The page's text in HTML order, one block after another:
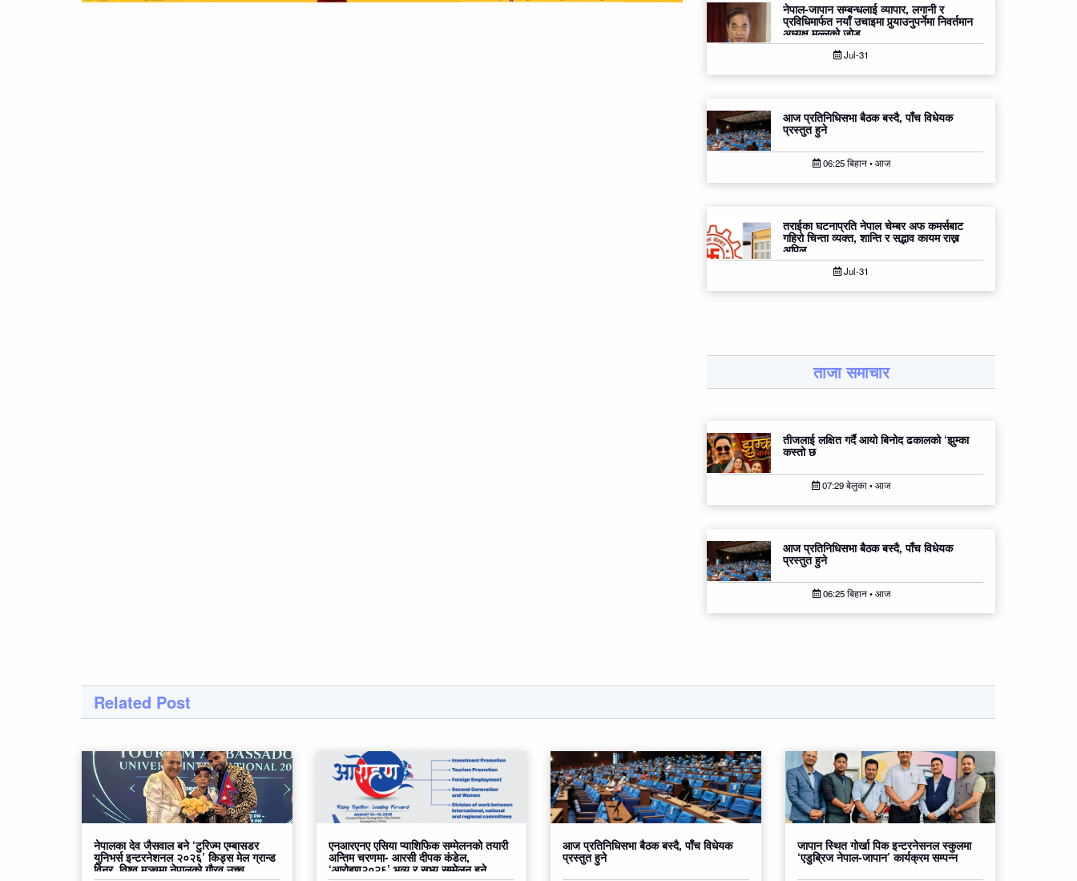
नेपाल-जापान सम्बन्धलाई व्यापार, लगानी र
प्रविधिमार्फत नयाँ उचाइमा पुर्‍याउनुपर्नेमा निवर्तमान
अध्यक्ष मल्लको जोड
Jul-31
आज प्रतिनिधिसभा बैठक बस्दै, पाँच विधेयक
प्रस्तुत हुने
06:25 बिहान • आज
तराईका घटनाप्रति नेपाल चेम्बर अफ कमर्सबाट
गहिरो चिन्ता व्यक्त, शान्ति र सद्भाव कायम राख्न
अपिल
Jul-31
ताजा समाचार
तीजलाई लक्षित गर्दै आयो बिनोद ढकालको ‘झुम्का
कस्तो छ
07:29 बेलुका • आज
आज प्रतिनिधिसभा बैठक बस्दै, पाँच विधेयक
प्रस्तुत हुने
06:25 बिहान • आज
Related Post
नेपालका देव जैसवाल बने ‘टुरिज्म एम्बासडर
युनिभर्स इन्टरनेशनल २०२६’ किड्स मेल ग्रान्ड
विनर, विश्व मञ्चमा नेपालको गौरव उच्च
एनआरएनए एसिया प्याशिफिक सम्मेलनको तयारी
अन्तिम चरणमा- आरसी दीपक कंडेल,
‘आरोहण२०२६’ भव्य र सभ्य सम्मेलन हुने
आज प्रतिनिधिसभा बैठक बस्दै, पाँच विधेयक
प्रस्तुत हुने
जापान स्थित गोर्खा पिक इन्टरनेसनल स्कुलमा
‘एडुब्रिज नेपाल-जापान’ कार्यक्रम सम्पन्न